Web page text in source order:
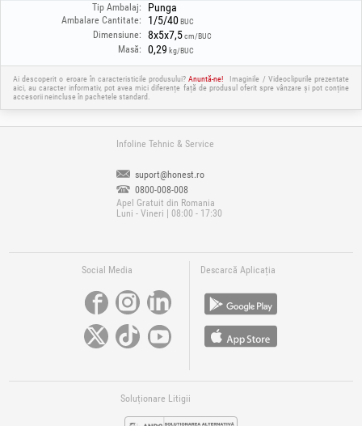
Tip Ambalaj: Punga
Ambalare Cantitate: 1/5/40BUC
Dimensiune: 8x5x7,5cm/BUC
Masă: 0,29 kg/BUC
Ai descoperit o eroare în caracteristicile produsului?Anuntă-ne!
Imaginile / Videoclipurile prezentate
aici, au caracter informativ, pot avea mici diferențe față de produsul oferit spre vânzare și pot conține
accesorii neincluse în pachetele standard.
Infoline Tehnic & Service
suport@honest.ro
0800-008-008
Apel Gratuit din Romania
Luni - Vineri | 08:00 - 17:30
Social Media Descarcă Aplicația
Soluționare Litigii